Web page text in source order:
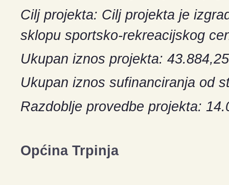
Cilj projekta: Cilj projekta je
sklopu sportsko-rekreacijskog
Ukupan iznos projekta:
Ukupan iznos sufinanciranja od
Razdoblje provedbe projekta:
Općina Trpinja